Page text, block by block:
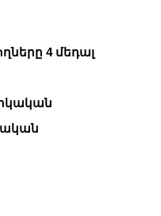
4 մեդալ